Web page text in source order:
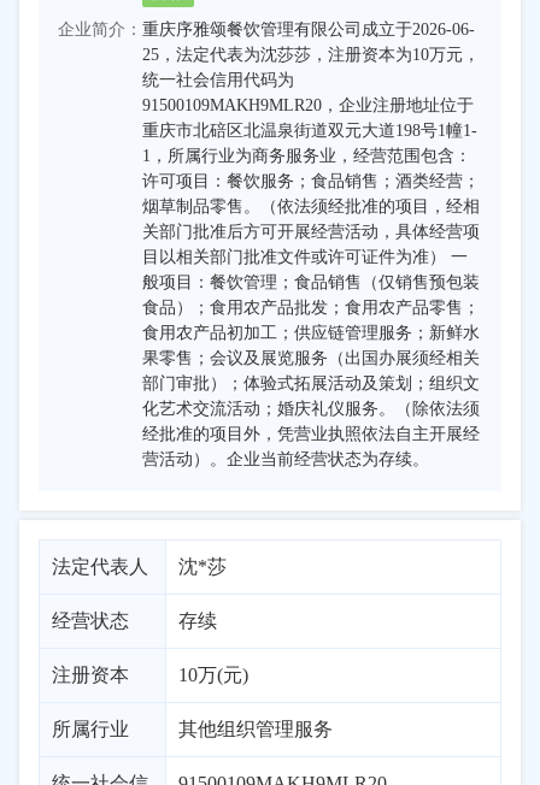
企业简介： 重庆序雅颂餐饮管理有限公司成立于2026-06-
25，法定代表为沈莎莎，注册资本为10万元，
统一社会信用代码为
91500109MAKH9MLR20，企业注册地址位于
重庆市北碚区北温泉街道双元大道198号1幢1-
1，所属行业为商务服务业，经营范围包含：
许可项目：餐饮服务；食品销售；酒类经营；
烟草制品零售。（依法须经批准的项目，经相
关部门批准后方可开展经营活动，具体经营项
目以相关部门批准文件或许可证件为准） 一
般项目：餐饮管理；食品销售（仅销售预包装
食品）；食用农产品批发；食用农产品零售；
食用农产品初加工；供应链管理服务；新鲜水
果零售；会议及展览服务（出国办展须经相关
部门审批）；体验式拓展活动及策划；组织文
化艺术交流活动；婚庆礼仪服务。（除依法须
经批准的项目外，凭营业执照依法自主开展经
营活动）。企业当前经营状态为存续。
法定代表人 沈*莎
经营状态 存续
注册资本 10万(元)
所属行业 其他组织管理服务